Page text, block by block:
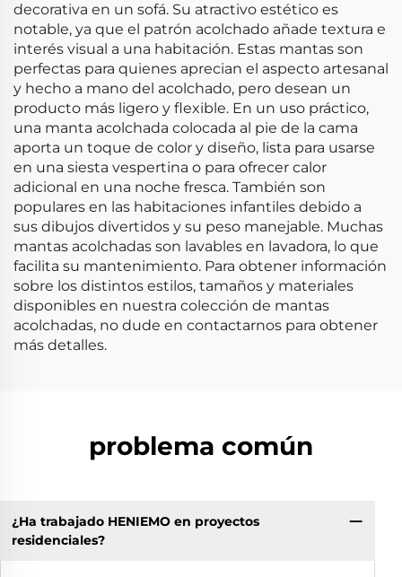
decorativa en un sofá. Su atractivo estético es
notable, ya que el patrón acolchado añade textura e
interés visual a una habitación. Estas mantas son
perfectas para quienes aprecian el aspecto artesanal
y hecho a mano del acolchado, pero desean un
producto más ligero y flexible. En un uso práctico,
una manta acolchada colocada al pie de la cama
aporta un toque de color y diseño, lista para usarse
en una siesta vespertina o para ofrecer calor
adicional en una noche fresca. También son
populares en las habitaciones infantiles debido a
sus dibujos divertidos y su peso manejable. Muchas
mantas acolchadas son lavables en lavadora, lo que
facilita su mantenimiento. Para obtener información
sobre los distintos estilos, tamaños y materiales
disponibles en nuestra colección de mantas
acolchadas, no dude en contactarnos para obtener
más detalles.
problema común
¿Ha trabajado HENIEMO en proyectos
residenciales?